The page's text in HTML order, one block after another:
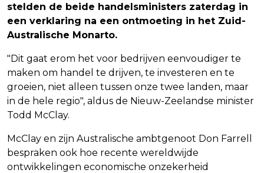
stelden de beide handelsministers zaterdag in
een verklaring na een ontmoeting in het Zuid-
Australische Monarto.
"Dit gaat erom het voor bedrijven eenvoudiger te
maken om handel te drijven, te investeren en te
groeien, niet alleen tussen onze twee landen, maar
in de hele regio", aldus de Nieuw-Zeelandse minister
Todd McClay.
McClay en zijn Australische ambtgenoot Don Farrell
bespraken ook hoe recente wereldwijde
ontwikkelingen economische onzekerheid